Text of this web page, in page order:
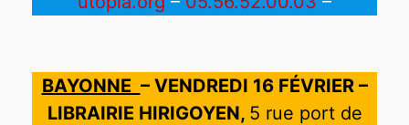
BAYONNE – VENDREDI 16 FÉVRIER –
LIBRAIRIE HIRIGOYEN, 5 rue port de